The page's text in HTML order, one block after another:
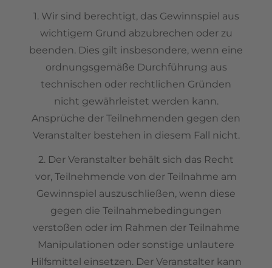
1. Wir sind berechtigt, das Gewinnspiel aus
wichtigem Grund abzubrechen oder zu
beenden. Dies gilt insbesondere, wenn eine
ordnungsgemäße Durchführung aus
technischen oder rechtlichen Gründen
nicht gewährleistet werden kann.
Ansprüche der Teilnehmenden gegen den
Veranstalter bestehen in diesem Fall nicht.
2. Der Veranstalter behält sich das Recht
vor, Teilnehmende von der Teilnahme am
Gewinnspiel auszuschließen, wenn diese
gegen die Teilnahmebedingungen
verstoßen oder im Rahmen der Teilnahme
Manipulationen oder sonstige unlautere
Hilfsmittel einsetzen. Der Veranstalter kann